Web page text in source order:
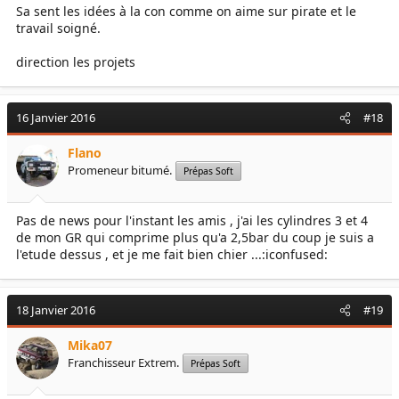
Sa sent les idées à la con comme on aime sur pirate et le
travail soigné.
direction les projets
16 Janvier 2016 #18
Flano
Promeneur bitumé. Prépas Soft
Pas de news pour l'instant les amis , j'ai les cylindres 3 et 4
de mon GR qui comprime plus qu'a 2,5bar du coup je suis a
l'etude dessus , et je me fait bien chier ...:iconfused:
18 Janvier 2016 #19
Mika07
Franchisseur Extrem. Prépas Soft